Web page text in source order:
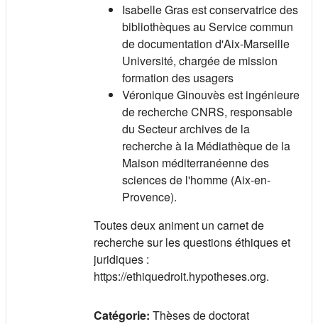
Isabelle Gras est conservatrice des
bibliothèques au Service commun
de documentation d'Aix-Marseille
Université, chargée de mission
formation des usagers
Véronique Ginouvès est ingénieure
de recherche CNRS, responsable
du Secteur archives de la
recherche à la Médiathèque de la
Maison méditerranéenne des
sciences de l'homme (Aix-en-
Provence).
Toutes deux animent un carnet de
recherche sur les questions éthiques et
juridiques :
https://ethiquedroit.hypotheses.org.
Catégorie: Thèses de doctorat